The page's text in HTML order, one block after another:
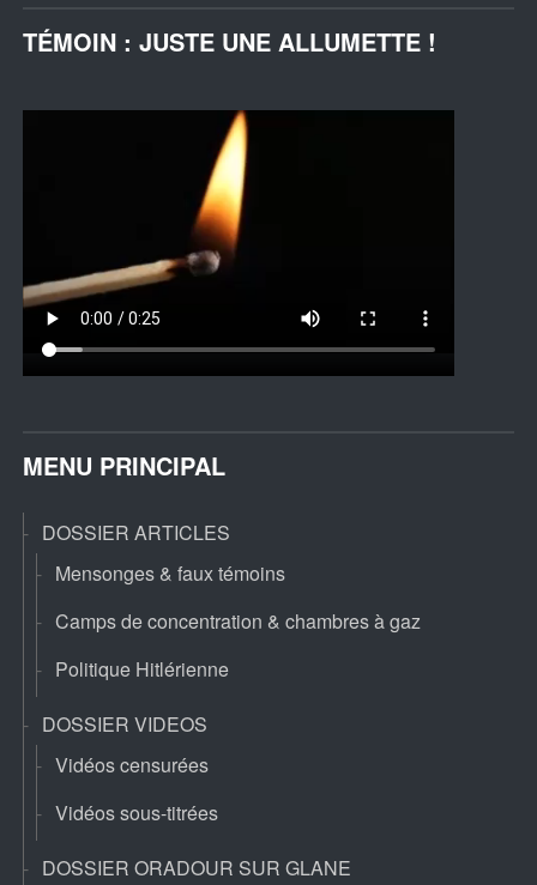
TÉMOIN : JUSTE UNE ALLUMETTE !
MENU PRINCIPAL
DOSSIER ARTICLES
Mensonges & faux témoins
Camps de concentration & chambres à gaz
Politique Hitlérienne
DOSSIER VIDEOS
Vidéos censurées
Vidéos sous-titrées
DOSSIER ORADOUR SUR GLANE